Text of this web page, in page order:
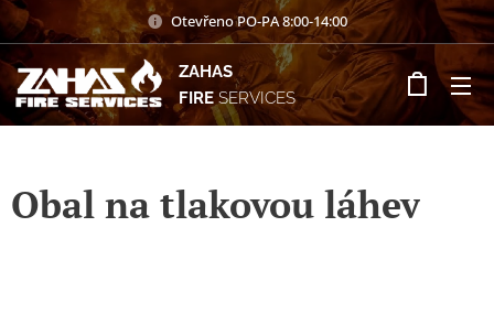
Otevřeno PO-PA 8:00-14:00
ZAHAS
FIRE SERVICES
Obal na tlakovou láhev